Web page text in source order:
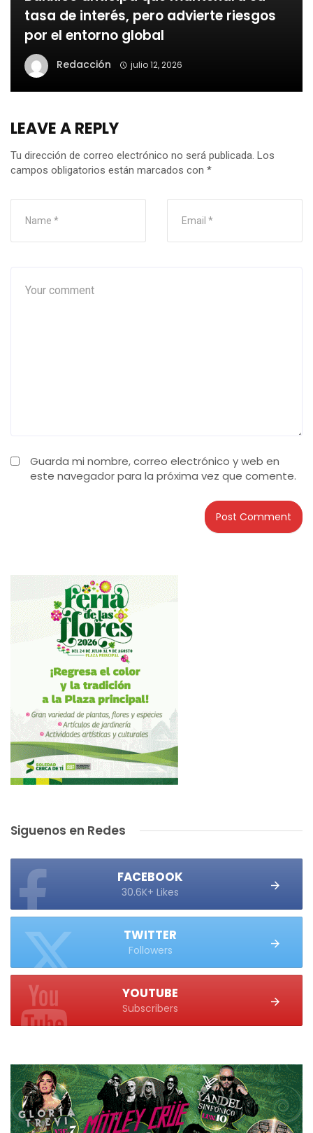
tasa de interés, pero advierte riesgos
por el entorno global
Redacción julio 12, 2026
LEAVE A REPLY
Tu dirección de correo electrónico no será publicada. Los
campos obligatorios están marcados con *
Guarda mi nombre, correo electrónico y web en
este navegador para la próxima vez que comente.
Siguenos en Redes
FACEBOOK
30.6K+ Likes
TWITTER
Followers
YOUTUBE
Subscribers